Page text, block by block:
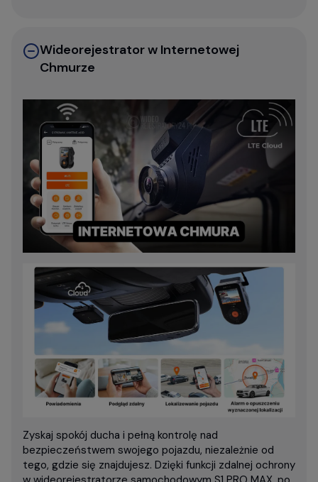
Wideorejestrator w Internetowej
Chmurze
Zyskaj spokój ducha i pełną kontrolę nad
bezpieczeństwem swojego pojazdu, niezależnie od
tego, gdzie się znajdujesz. Dzięki funkcji zdalnej ochrony